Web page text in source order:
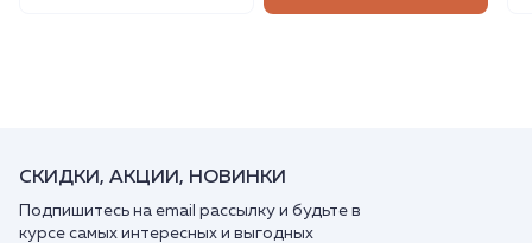
СКИДКИ, АКЦИИ, НОВИНКИ
Подпишитесь на email рассылку и будьте в
курсе самых интересных и выгодных